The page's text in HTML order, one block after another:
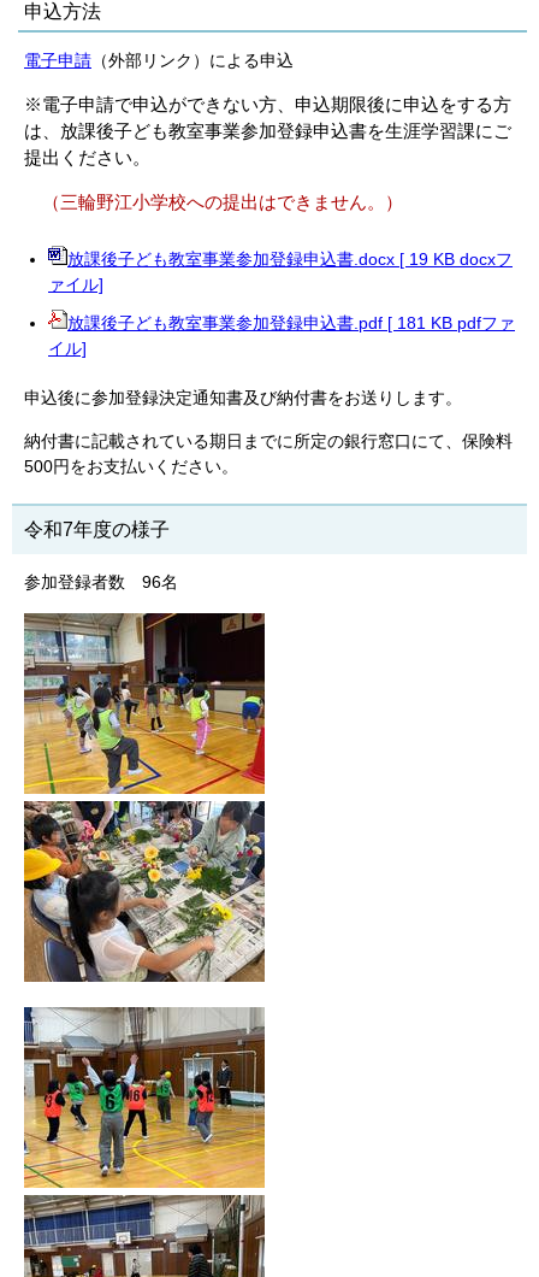
申込方法
電子申請 （外部リンク）による申込
※電子申請で申込ができない方、申込期限後に申込をする方
は、放課後子ども教室事業参加登録申込書を生涯学習課にご
提出ください。
（三輪野江小学校への提出はできません。）
放課後子ども教室事業参加登録申込書.docx [ 19 KB docxフ
ァイル]
放課後子ども教室事業参加登録申込書.pdf [ 181 KB pdfファ
イル]
申込後に参加登録決定通知書及び納付書をお送りします。
納付書に記載されている期日までに所定の銀行窓口にて、保険料
500円をお支払いください。
令和7年度の様子
参加登録者数 96名